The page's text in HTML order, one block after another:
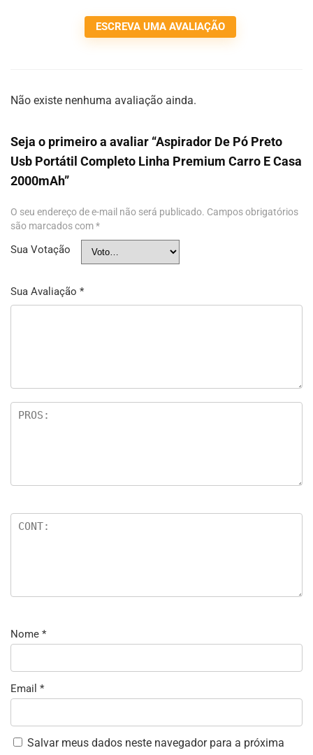
ESCREVA UMA AVALIAÇÃO
Não existe nenhuma avaliação ainda.
Seja o primeiro a avaliar “Aspirador De Pó Preto
Usb Portátil Completo Linha Premium Carro E Casa
2000mAh”
O seu endereço de e-mail não será publicado. Campos obrigatórios
são marcados com*
Sua Votação
Sua Avaliação *
Nome *
Email *
Salvar meus dados neste navegador para a próxima